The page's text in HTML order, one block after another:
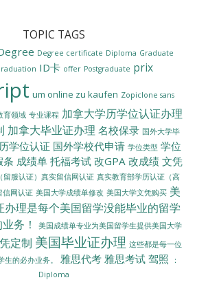
TOPIC TAGS
Degree certificate Diploma Graduate
ID卡 offer Postgraduate prix
um online zu kaufen Zopiclone sans
育领域 专业课程 加拿大学历学位认证办理
加拿大毕业证办理 名校保录 国外大学毕
学位认证 国外学校代申请 学位类型 学位
条 成绩单 托福考试 改GPA 改成绩 文凭
留服认证）真实留信网认证 真实教育部学历认证（高
信网认证 美国大学成绩单修改 美国大学文凭购买 美
办理是每个美国留学没能毕业的留学
务！
美国成绩单专业为美国留学生提供美国大学
定制 美国毕业证办理 这些都是每一位
的必办业务。
雅思代考 雅思考试 驾照
：
Diploma